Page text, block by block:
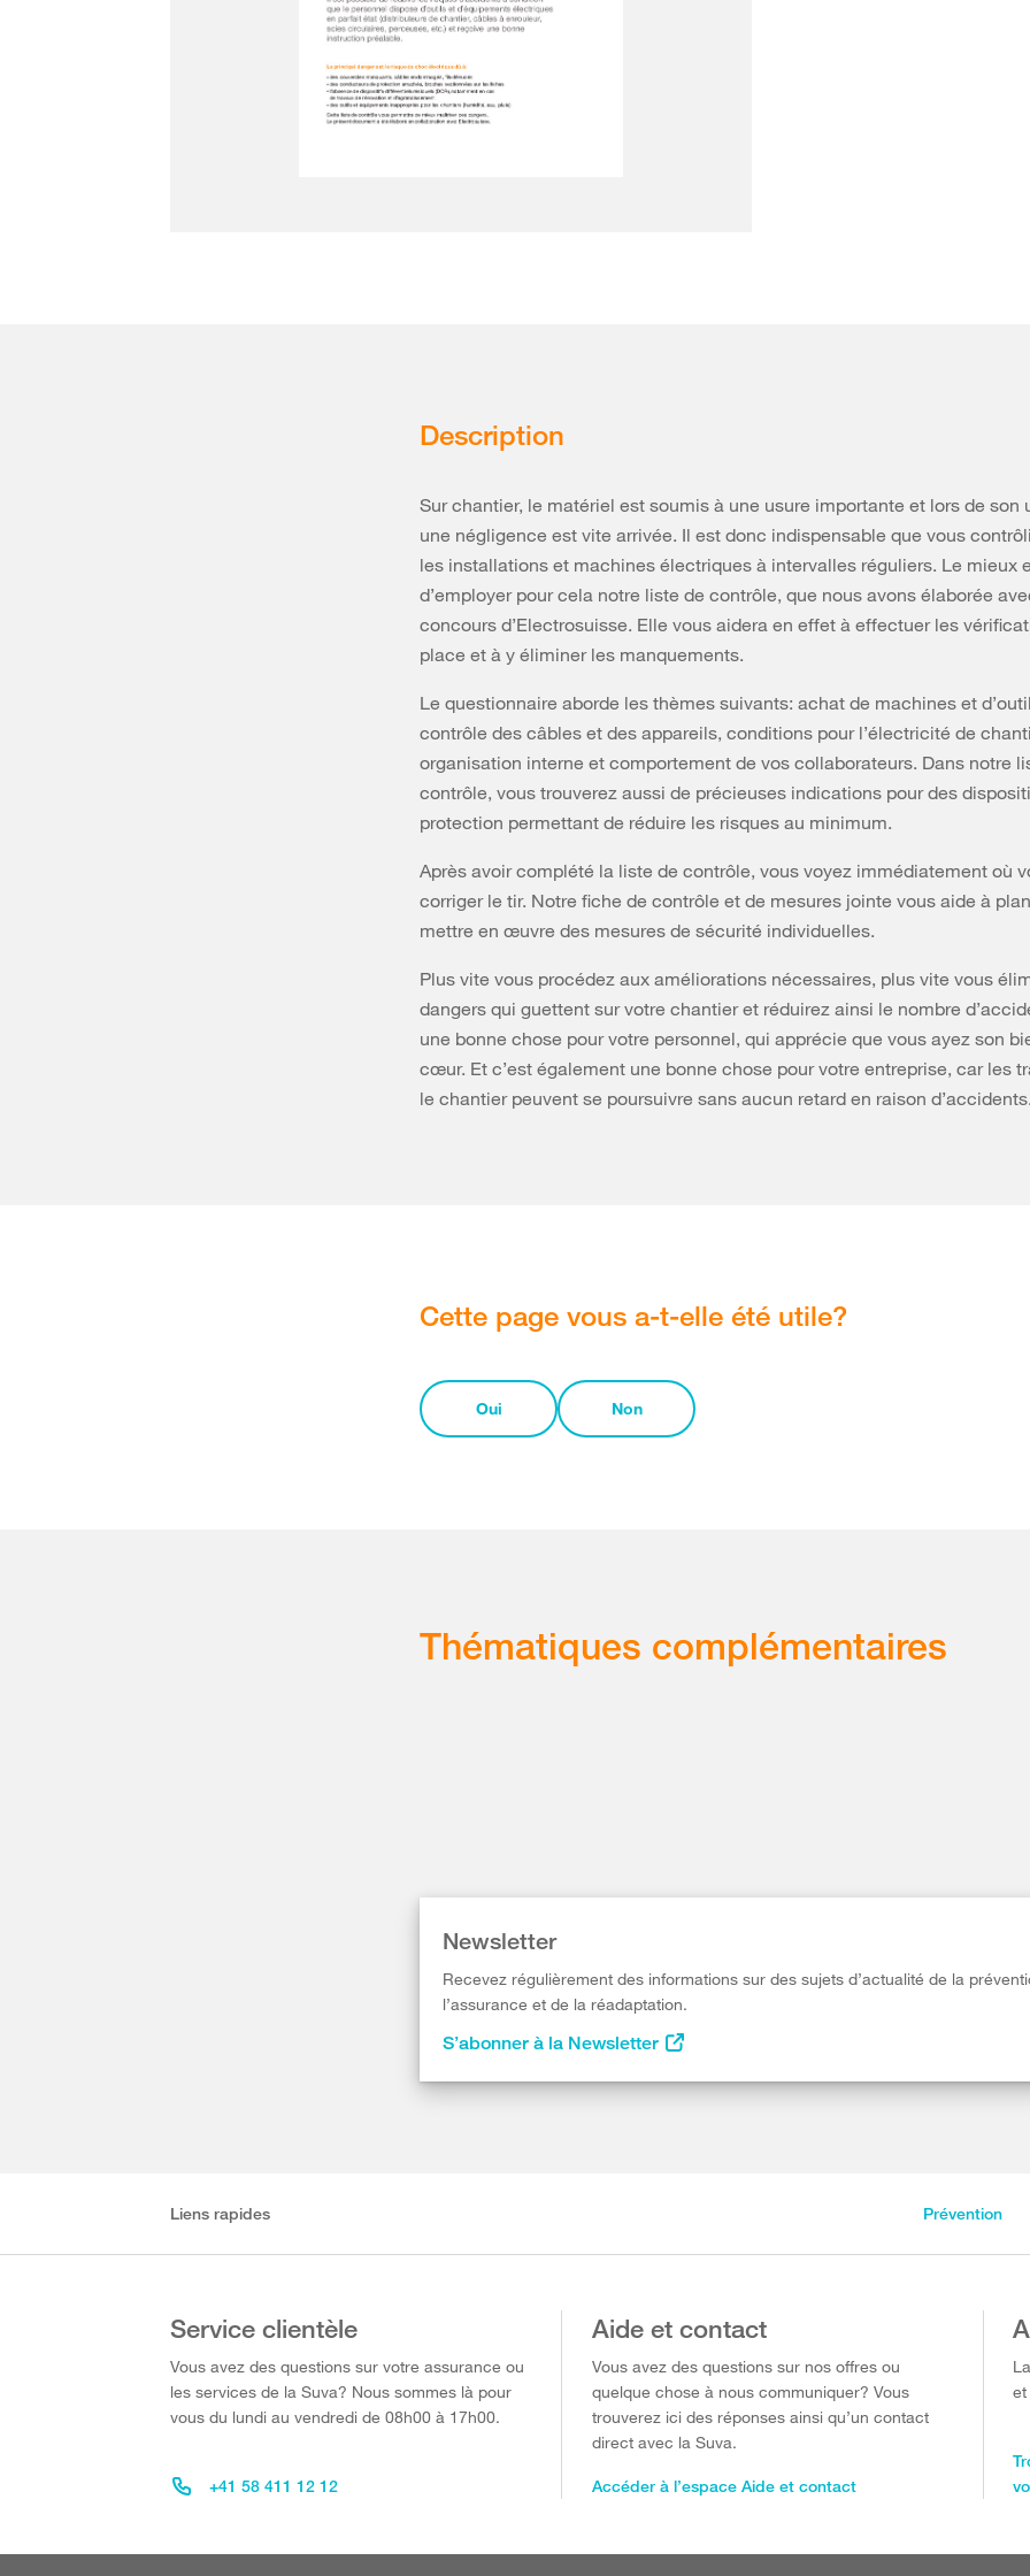
Description
Sur chantier, le matériel est soumis à une usure importante et lors de son
une négligence est vite arrivée. Il est donc indispensable que vous
les installations et machines électriques à intervalles réguliers. Le mieux
d’employer pour cela notre liste de contrôle, que nous avons élaborée
concours d’Electrosuisse. Elle vous aidera en effet à effectuer les
place et à y éliminer les manquements.
Le questionnaire aborde les thèmes suivants: achat de machines et
contrôle des câbles et des appareils, conditions pour l’électricité de
organisation interne et comportement de vos collaborateurs. Dans notre
contrôle, vous trouverez aussi de précieuses indications pour des
protection permettant de réduire les risques au minimum.
Après avoir complété la liste de contrôle, vous voyez immédiatement où
corriger le tir. Notre fiche de contrôle et de mesures jointe vous aide à
mettre en œuvre des mesures de sécurité individuelles.
Plus vite vous procédez aux améliorations nécessaires, plus vite vous
dangers qui guettent sur votre chantier et réduirez ainsi le nombre
une bonne chose pour votre personnel, qui apprécie que vous ayez son
cœur. Et c’est également une bonne chose pour votre entreprise, car les
le chantier peuvent se poursuivre sans aucun retard en raison d’accidents.
Cette page vous a-t-elle été utile?
Oui Non
Thématiques complémentaires
Newsletter
Recevez régulièrement des informations sur des sujets d’actualité de la
l’assurance et de la réadaptation.
S’abonner à la Newsletter
Liens rapides Prévention
Service clientèle
Vous avez des questions sur votre assurance ou
les services de la Suva? Nous sommes là pour
vous du lundi au vendredi de 08h00 à 17h00.
+41 58 411 12 12
Aide et contact
Vous avez des questions sur nos offres ou
quelque chose à nous communiquer? Vous
trouverez ici des réponses ainsi qu’un contact
direct avec la Suva.
Accéder à l’espace Aide et contact
et